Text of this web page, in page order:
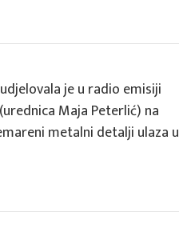
je u radio emisiji
Maja Peterlić) na
metalni detalji ulaza u